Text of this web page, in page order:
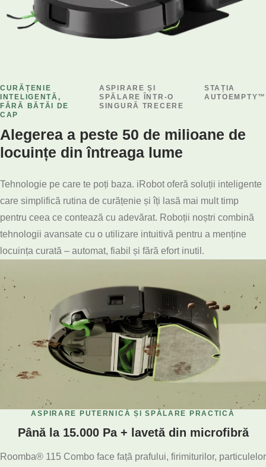
CURĂȚENIE
INTELIGENTĂ,
FĂRĂ BĂTĂI DE
CAP
ASPIRARE ȘI
SPĂLARE ÎNTR-O
SINGURĂ TRECERE
STAȚIA
AUTOEMPTY™
Alegerea a peste 50 de milioane de
locuințe din întreaga lume
Tehnologie pe care te poți baza. iRobot oferă soluții inteligente
care simplifică rutina de curățenie și îți lasă mai mult timp
pentru ceea ce contează cu adevărat. Roboții noștri combină
tehnologii avansate cu o utilizare intuitivă pentru a menține
locuința curată – automat, fiabil și fără efort inutil.
ASPIRARE PUTERNICĂ ȘI SPĂLARE PRACTICĂ
Până la 15.000 Pa + lavetă din microfibră
Roomba® 115 Combo face față prafului, firimiturilor, particulelor